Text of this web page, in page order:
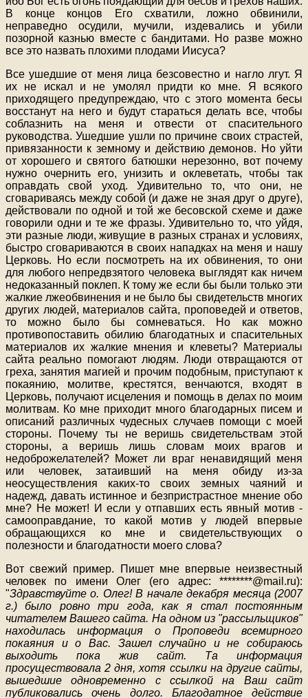
В конце концов Его схватили, ложно обвинили,
неправедно осудили, мучили, издевались и убили
позорной казнью вместе с бандитами. Но разве можно
все это назвать плохими плодами Иисуса?
Все ушедшие от меня лица безсовестно и нагло лгут. Я
их не искал и не умолял придти ко мне. Я всякого
приходящего предупреждаю, что с этого момента бесы
восстанут на него и будут стараться делать все, чтобы
соблазнить на меня и отвести от спасительного
руководства. Ушедшие ушли по причине своих страстей,
привязанности к земному и действию демонов. Но уйти
от хорошего и святого батюшки нерезонно, вот почему
нужно очернить его, унизить и оклеветать, чтобы так
оправдать свой уход. Удивительно то, что они, не
сговариваясь между собой (и даже не зная друг о друге),
действовали по одной и той же бесовской схеме и даже
говорили одни и те же фразы. Удивительно то, что уйдя,
эти разные люди, живущие в разных странах и условиях,
быстро сговариваются в своих нападках на меня и нашу
Церковь. Но если посмотреть на их обвинения, то они
для любого непредвзятого человека выглядят как ничем
недоказанный поклеп. К тому же если бы были только эти
жалкие лжеобвинения и не было бы свидетельств многих
других людей, материалов сайта, проповедей и ответов,
то можно было бы сомневаться. Но как можно
противопоставить обилию благодатных и спасительных
материалов их жалкие мнения и клеветы? Материалы
сайта реально помогают людям. Люди отвращаются от
греха, занятия магией и прочим подобным, приступают к
покаянию, молитве, крестятся, венчаются, входят в
Церковь, получают исцеления и помощь в делах по моим
молитвам. Ко мне приходит много благодарных писем и
описаний различных чудесных случаев помощи с моей
стороны. Почему ты не веришь свидетельствам этой
стороны, а веришь лишь словам моих врагов и
недоброжелателей? Может ли враг ненавидящий меня
или человек, затаивший на меня обиду из-за
неосуществления каких-то своих земных чаяний и
надежд, давать истинное и безпристрастное мнение обо
мне? Не может! И если у отпавших есть явный мотив -
самооправдание, то какой мотив у людей впервые
обращающихся ко мне и свидетельствующих о
полезности и благодатности моего слова?
Вот свежий пример. Пишет мне впервые неизвестный
человек по имени Олег (его адрес: ********@mail.ru):
"Здравствуйте о. Олег! В начале декабря месяца (2007
г.) было ровно три года, как я стал постоянным
читателем Вашего сайта. На одном из "рассыльщиков"
находилась информация о Проповеди всемирного
покаяния и о Вас. Зашел случайно и не собираюсь
выходить пока жив сайт. Та информация
просуществовала 2 дня, хотя ссылки на другие сайты,
вышедшие одновременно с ссылкой на Ваш сайт
публиковались очень долго. Благодатное действие